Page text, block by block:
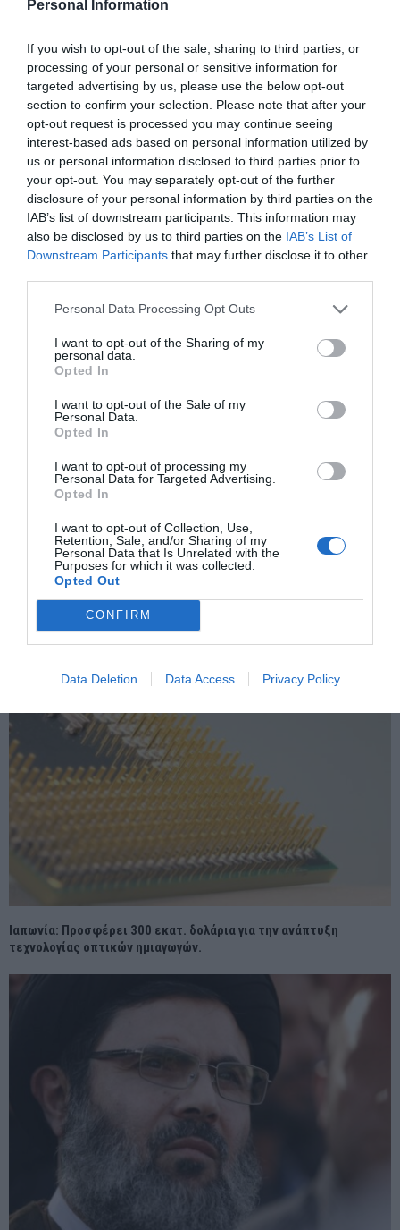
Personal Information
If you wish to opt-out of the sale, sharing to third parties, or
processing of your personal or sensitive information for
targeted advertising by us, please use the below opt-out
section to confirm your selection. Please note that after your
opt-out request is processed you may continue seeing
interest-based ads based on personal information utilized by
us or personal information disclosed to third parties prior to
your opt-out. You may separately opt-out of the further
disclosure of your personal information by third parties on the
IAB’s list of downstream participants. This information may
also be disclosed by us to third parties on the IAB’s List of
Downstream Participants that may further disclose it to other
Personal Data Processing Opt Outs
I want to opt-out of the Sharing of my
personal data.
Opted In
I want to opt-out of the Sale of my
Personal Data.
Opted In
I want to opt-out of processing my
Personal Data for Targeted Advertising.
Opted In
I want to opt-out of Collection, Use,
Retention, Sale, and/or Sharing of my
Personal Data that Is Unrelated with the
Purposes for which it was collected.
Opted Out
CONFIRM
Data Deletion Data Access Privacy Policy
οι συναρμόδιοι υπουργοί ο κ.
Αυγενάκης, ο κ. Σκυλακάκης
τα θέματα ενέργειας, ο κ.Πετραλιάςγια την οικονομία και
βεβαίως ο κ. ΧρήστοςΤριαντόπουλος, αρμόδιος για τις
φυσικές καταστροφές και την κρατική αρωγή.
Παράλληλα, από πλευράς του Μεγάρου Μαξίμου θα
συμμετέχουν η υφυπουργός παρά τω πρωθυπουργώ κ.
Μπρατάκος, αλλά και οι υπουργοί Επικρατείας, ο κ.
Παπασταύρου , ο κ.Βορίδης, ο κυβερνητικός εκπρόσωπος
πηγη:ertnews
Αχαρνών: Έκρηξη αυτοσχέδιου εμπρηστικού μηχανισμού σε
κομμωτήριο
Γλυφάδα: Πώς οδηγήθηκε στο δολοφονικό αμόκ ο 76χρονος
επιστάτης.
ΣΧΕΤΙΚΈΣ ΑΝΑΡΤΉΣΕΙΣ
Ιαπωνία: Προσφέρει 300 εκατ. δολάρια για την ανάπτυξη
τεχνολογίας οπτικών ημιαγωγών.